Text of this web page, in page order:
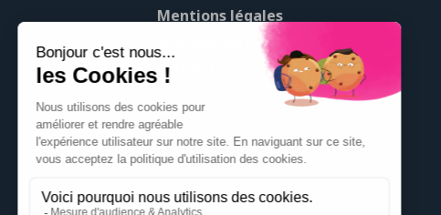
Mentions légales
À propos de Pop’Sciences
Contact